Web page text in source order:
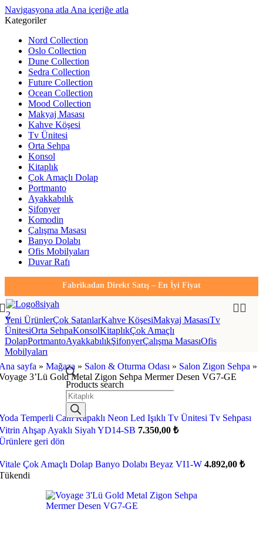
Navigasyona atla Ana içeriğe atla
Kategoriler
Nord Collection
Oslo Collection
Dune Collection
Sedra Collection
Future Collection
Ocean Collection
Mood Collection
Makyaj Masası
Kahve Köşesi
Tv Ünitesi
Orta Sehpa
Konsol
Kitaplık
Çok Amaçlı Dolap
Portmanto
Ayakkabılık
Şifonyer
Komodin
Çalışma Masası
Banyo Dolabı
Ofis Mobilyaları
Duvar Rafı
Fabrikadan Direkt Satış – En İyi Fiyat
Products search
Yeni ÜrünlerÇok SatanlarKahve KöşesiMakyaj MasasıTv
ÜnitesiOrta SehpaKonsolKitaplıkÇok Amaçlı
DolapPortmantoAyakkabılıkŞifonyerÇalışma MasasıOfis
Mobilyaları
sayfa » Mağaza » Salon & Oturma Odası » Salon Zigon Sehpa »
3’Lü Gold Metal Zigon Sehpa Mermer Desen VG7-GE
Temperli Cam Kapaklı Neon Led Işıklı Tv Ünitesi Tv Sehpası
Ahşap Ayaklı Siyah YD14-SB 7.350,00 ₺
geri dön
Çok Amaçlı Dolap Banyo Dolabı Beyaz VI1-W 4.892,00 ₺